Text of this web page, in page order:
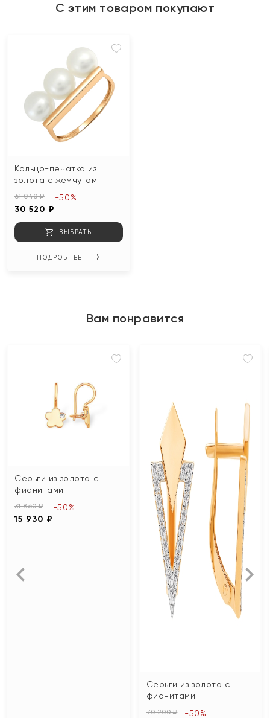
С этим товаром покупают
Кольцо-печатка из
золота с жемчугом
61 040 ₽
30 520 ₽
-50%
ВЫБРАТЬ
ПОДРОБНЕЕ
Вам понравится
Серьги из золота с
фианитами
31 860 ₽
15 930 ₽
-50%
Серьги из золота с
фианитами
70 200 ₽ -50%